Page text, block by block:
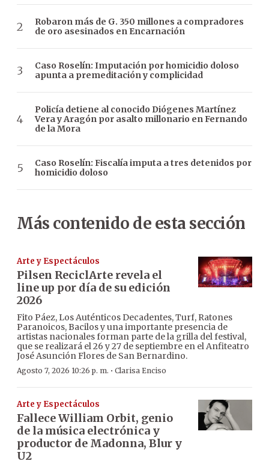
Robaron más de G. 350 millones a compradores
de oro asesinados en Encarnación
Caso Roselín: Imputación por homicidio doloso
apunta a premeditación y complicidad
Policía detiene al conocido Diógenes Martínez
Vera y Aragón por asalto millonario en Fernando
de la Mora
Caso Roselín: Fiscalía imputa a tres detenidos por
homicidio doloso
Más contenido de esta sección
Arte y Espectáculos
Pilsen ReciclArte revela el
line up por día de su edición
2026
Fito Páez, Los Auténticos Decadentes, Turf, Ratones
Paranoicos, Bacilos y una importante presencia de
artistas nacionales forman parte de la grilla del festival,
que se realizará el 26 y 27 de septiembre en el Anfiteatro
José Asunción Flores de San Bernardino.
Agosto 7, 2026 10:26 p. m. · Clarisa Enciso
Arte y Espectáculos
Fallece William Orbit, genio
de la música electrónica y
productor de Madonna, Blur y
U2